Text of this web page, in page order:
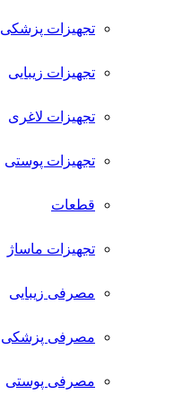
تجهیزات پزشکی
تجهیزات زیبایی
تجهیزات لاغری
تجهیزات پوستی
قطعات
تجهیزات ماساژ
مصرفی زیبایی
مصرفی پزشکی
مصرفی پوستی